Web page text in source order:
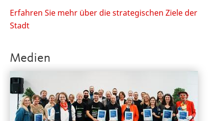
Erfahren Sie mehr über die strategischen Ziele der
Stadt
Medien